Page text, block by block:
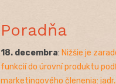
Poradňa
18. decembra: Nižšie je
funkcií do úrovní produktu
marketingového členenia: